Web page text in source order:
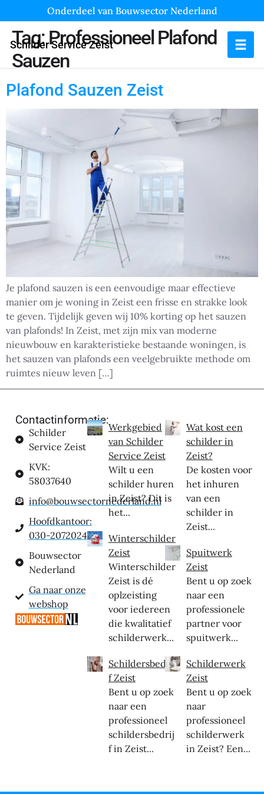
Onderdeel van Bouwsector Nederland
Schilder Service Zeist
Tag:Professioneel Plafond
Sauzen
Plafond Sauzen Zeist
Je plafond sauzen is een eenvoudige maar effectieve
manier om je woning in Zeist een frisse en strakke look
te geven. Tijdelijk geven wij 10% korting op het sauzen
van plafonds! In Zeist, met zijn mix van moderne
nieuwbouw en karakteristieke bestaande woningen, is
het sauzen van plafonds een veelgebruikte methode om
ruimtes nieuw leven […]
Contactinformatie:
Schilder
Service Zeist
KVK:
58037640
info@bouwsectornederland.nl
Hoofdkantoor:
030-2072024
Bouwsector
Nederland
Ga naar onze
webshop
Werkgebied
van Schilder
Service Zeist
Wilt u een
schilder huren
in Zeist? Dit is
het...
Winterschilder
Zeist
Winterschilder
Zeist is dé
oplzeisting
voor iedereen
die kwalitatief
schilderwerk...
Schildersbedrij
f Zeist
Bent u op zoek
naar een
professioneel
schildersbedrij
f in Zeist...
Wat kost een
schilder in
Zeist?
De kosten voor
het inhuren
van een
schilder in
Zeist...
Spuitwerk
Zeist
Bent u op zoek
naar een
professionele
partner voor
spuitwerk...
Schilderwerk
Zeist
Bent u op zoek
naar
professioneel
schilderwerk
in Zeist? Een...